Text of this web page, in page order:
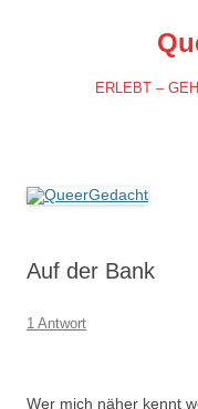
ERLEBT –
Auf der Bank
1 Antwort
Wer mich näher kennt